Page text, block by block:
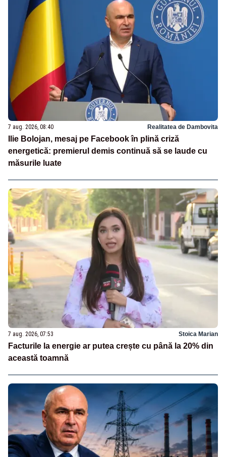
7 aug. 2026, 08:40 Realitatea de Dambovita
Ilie Bolojan, mesaj pe Facebook în plină criză
energetică: premierul demis continuă să se laude cu
măsurile luate
7 aug. 2026, 07:53 Stoica Marian
Facturile la energie ar putea crește cu până la 20% din
această toamnă